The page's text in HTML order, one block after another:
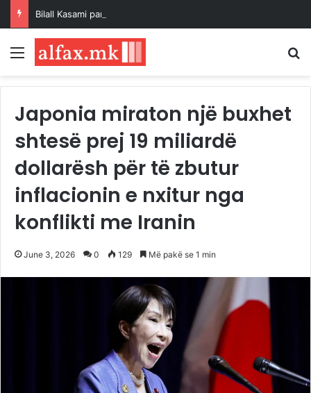
Menu
Japonia miraton një buxhet
shtesë prej 19 miliardë
dollarësh për të zbutur
inflacionin e nxitur nga
konflikti me Iranin
June 3, 2026 0 129 Më pakë se 1 min